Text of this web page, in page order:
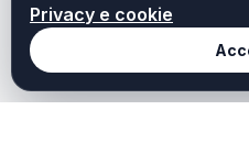
Privacy e cookie